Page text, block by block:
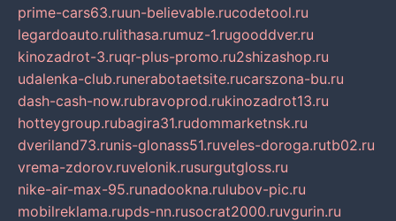
prime-cars63.ruun-believable.rucodetool.ru
legardoauto.rulithasa.rumuz-1.rugooddver.ru
kinozadrot-3.ruqr-plus-promo.ru2shizashop.ru
udalenka-club.runerabotaetsite.rucarszona-bu.ru
dash-cash-now.rubravoprod.rukinozadrot13.ru
hotteygroup.rubagira31.rudommarketnsk.ru
dveriland73.runis-glonass51.ruveles-doroga.rutb02.ru
vrema-zdorov.ruvelonik.rusurgutgloss.ru
nike-air-max-95.runadookna.rulubov-pic.ru
mobilreklama.rupds-nn.rusocrat2000.ruvgurin.ru